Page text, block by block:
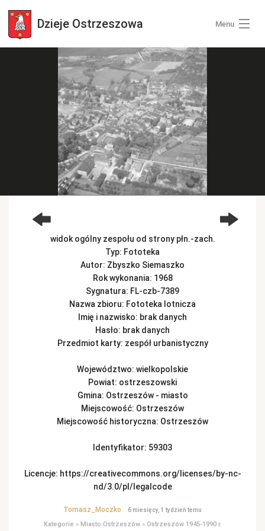
Dzieje Ostrzeszowa Menu
Wszystkie zdjęcia
Kategorie zdjęć
+ Dodaj zdjęcia
widok ogólny zespołu od strony płn.-zach.
Typ: Fototeka
Autor: Zbyszko Siemaszko
Rok wykonania: 1968
Sygnatura: FL-czb-7389
Nazwa zbioru: Fototeka lotnicza
Imię i nazwisko: brak danych
Hasło: brak danych
Przedmiot karty: zespół urbanistyczny
Województwo: wielkopolskie
Powiat: ostrzeszowski
Gmina: Ostrzeszów - miasto
Miejscowość: Ostrzeszów
Miejscowość historyczna: Ostrzeszów
Identyfikator: 59303
Licencje: https://creativecommons.org/licenses/by-nc-
nd/3.0/pl/legalcode
Tomasz_Moczko 6 miesięcy, 1 tydzień temu
Kategorie » Miasto Ostrzeszów» Ostrzeszów 1945-1990 r.